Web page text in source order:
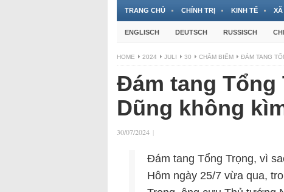
TRANG CHỦ CHÍNH TRỊ KINH TẾ XÃ
ENGLISCH DEUTSCH RUSSISCH
HOME 2024 JULI 30 CHÂM BIẾM ĐÁM TANG
Đám tang Tổng
Dũng không
30/07/2024 |
Đám tang Tổng Trọng, vì
Hôm ngày 25/7 vừa qua,